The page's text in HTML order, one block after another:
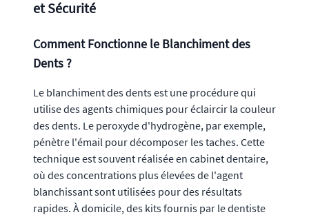
et Sécurité
Comment Fonctionne le Blanchiment des
Dents ?
Le blanchiment des dents est une procédure qui
utilise des agents chimiques pour éclaircir la couleur
des dents. Le peroxyde d'hydrogène, par exemple,
pénètre l'émail pour décomposer les taches. Cette
technique est souvent réalisée en cabinet dentaire,
où des concentrations plus élevées de l'agent
blanchissant sont utilisées pour des résultats
rapides. À domicile, des kits fournis par le dentiste